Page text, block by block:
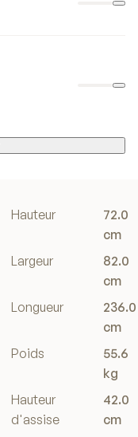
Hauteur
72.0
cm
Largeur
82.0
cm
Longueur
236.0
cm
Poids
55.6
kg
Hauteur
d'assise
42.0
cm